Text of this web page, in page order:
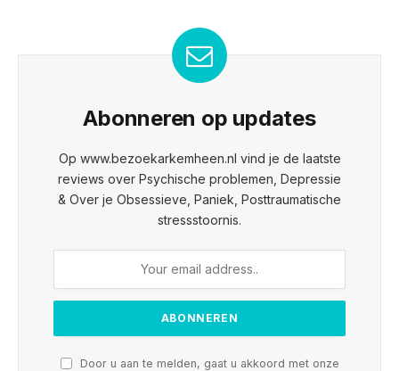
Abonneren op updates
Op www.bezoekarkemheen.nl vind je de laatste
reviews over Psychische problemen, Depressie
& Over je Obsessieve, Paniek, Posttraumatische
stressstoornis.
Door u aan te melden, gaat u akkoord met onze